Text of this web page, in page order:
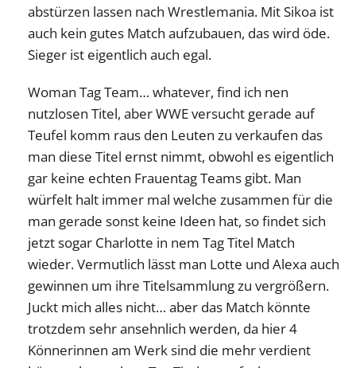
abstürzen lassen nach Wrestlemania. Mit Sikoa ist
auch kein gutes Match aufzubauen, das wird öde.
Sieger ist eigentlich auch egal.
Woman Tag Team… whatever, find ich nen
nutzlosen Titel, aber WWE versucht gerade auf
Teufel komm raus den Leuten zu verkaufen das
man diese Titel ernst nimmt, obwohl es eigentlich
gar keine echten Frauentag Teams gibt. Man
würfelt halt immer mal welche zusammen für die
man gerade sonst keine Ideen hat, so findet sich
jetzt sogar Charlotte in nem Tag Titel Match
wieder. Vermutlich lässt man Lotte und Alexa auch
gewinnen um ihre Titelsammlung zu vergrößern.
Juckt mich alles nicht… aber das Match könnte
trotzdem sehr ansehnlich werden, da hier 4
Könnerinnen am Werk sind die mehr verdient